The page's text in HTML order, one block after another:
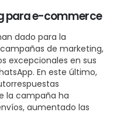
para e-commerce
dado para la
de marketing,
excepcionales en sus
En este último,
la campaña ha
aumentado las